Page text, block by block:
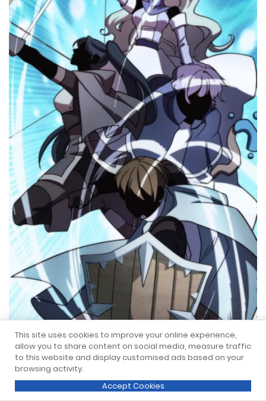
This site uses cookies to improve your online experience,
allow you to share content on social media, measure traffic
to this website and display customised ads based on your
browsing activity.
Accept Cookies